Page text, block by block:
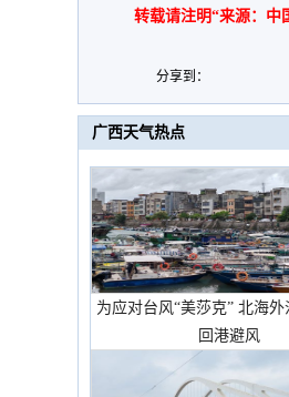
转载请注明“来源：中
分享到：
广西天气热点
为应对台风“美莎克” 北海
回港避风